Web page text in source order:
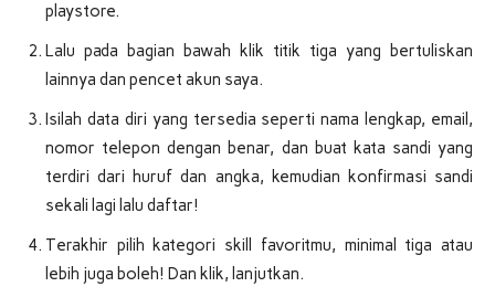
playstore.
Lalu pada bagian bawah klik titik tiga yang bertuliskan
lainnya dan pencet akun saya.
Isilah data diri yang tersedia seperti nama lengkap, email,
nomor telepon dengan benar, dan buat kata sandi yang
terdiri dari huruf dan angka, kemudian konfirmasi sandi
sekali lagi lalu daftar!
Terakhir pilih kategori skill favoritmu, minimal tiga atau
lebih juga boleh! Dan klik, lanjutkan.